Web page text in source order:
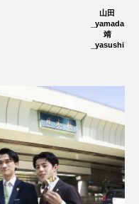
山田
_yamada
靖
_yasushi